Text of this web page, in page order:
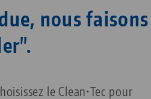
nous faisons
le Clean•Tec pour